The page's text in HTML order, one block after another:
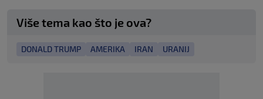
Više tema kao što je ova?
DONALD TRUMP AMERIKA IRAN URANIJ